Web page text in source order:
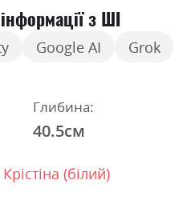
з ШІ
Google AI Grok
Глибина:
40.5см
Крістіна (білий)